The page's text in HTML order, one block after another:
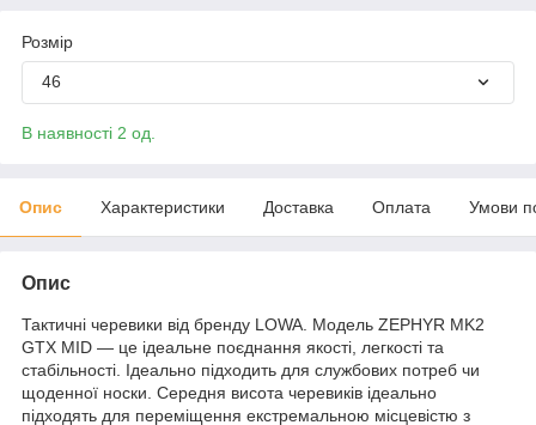
Розмір
46
В наявності 2 од.
Опис Характеристики Доставка Оплата Умови
Опис
Тактичні черевики від бренду LOWA. Модель ZEPHYR MK2
GTX MID — це ідеальне поєднання якості, легкості та
стабільності. Ідеально підходить для службових потреб чи
щоденної носки. Середня висота черевиків ідеально
підходять для переміщення екстремальною місцевістю з